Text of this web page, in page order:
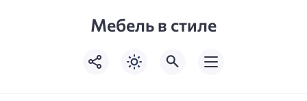
Мебель в стиле